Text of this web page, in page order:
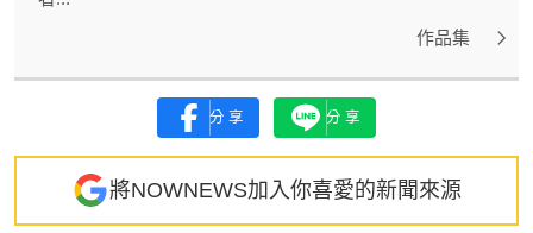
作品集
分享 分享
將NOWNEWS加入你喜愛的新聞來源